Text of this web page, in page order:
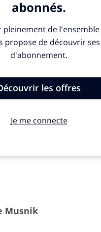
cette année
axé autour de quatre
à un total de 136 milliards
l’IA est aussi un sujet qui
ou d’impact
: L’un des enjeux
combat, notamment pour
les gaz à effet de serre,
dans les technologies
Musnik